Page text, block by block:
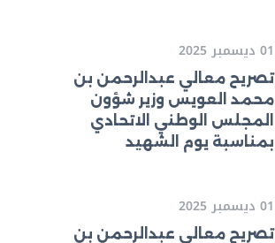
01 ديسمبر 2025
تصريح معالي عبدالرحمن بن
محمد العويس وزير شؤون
المجلس الوطني الاتحادي
بمناسبة يوم الشهيد
01 ديسمبر 2025
تصريح معالي عبدالرحمن بن